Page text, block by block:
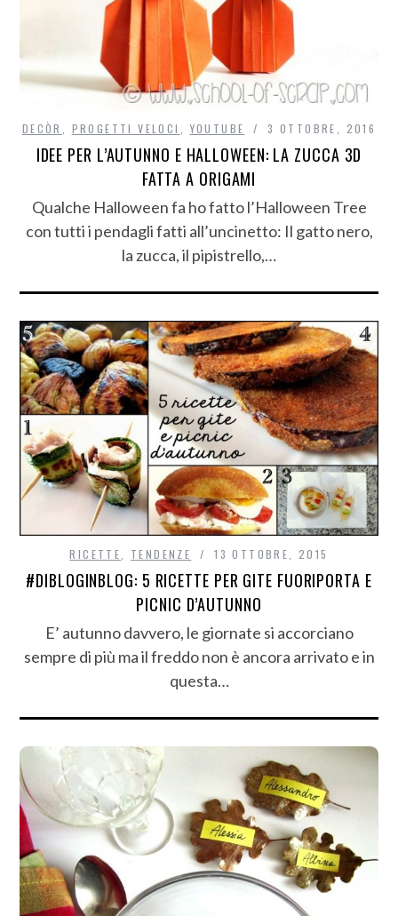
DECÒR PROGETTI VELOCI YOUTUBE 3 OTTOBRE, 2016
IDEE PER L’AUTUNNO E HALLOWEEN: LA ZUCCA 3D
FATTA A ORIGAMI
Qualche Halloween fa ho fatto l’Halloween Tree
con tutti i pendagli fatti all’uncinetto: Il gatto nero,
la zucca, il pipistrello,…
RICETTE TENDENZE 13 OTTOBRE, 2015
#DIBLOGINBLOG: 5 RICETTE PER GITE FUORIPORTA E
PICNIC D’AUTUNNO
E’ autunno davvero, le giornate si accorciano
sempre di più ma il freddo non è ancora arrivato e in
questa…